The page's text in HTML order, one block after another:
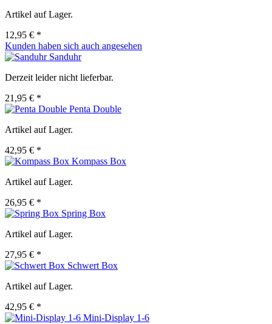
Artikel auf Lager.
12,95 € *
Kunden haben sich auch angesehen
Sanduhr
Derzeit leider nicht lieferbar.
21,95 € *
Penta Double
Artikel auf Lager.
42,95 € *
Kompass Box
Artikel auf Lager.
26,95 € *
Spring Box
Artikel auf Lager.
27,95 € *
Schwert Box
Artikel auf Lager.
42,95 € *
Mini-Display 1-6